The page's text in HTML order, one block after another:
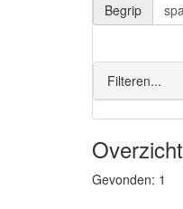
Begrip
Filteren...
Overzicht
Gevonden: 1